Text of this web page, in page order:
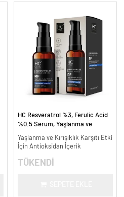
HC Resveratrol %3, Ferulic Acid
%0.5 Serum, Yaşlanma ve
Yaşlanma ve Kırışıklık Karşıtı Etki
İçin Antioksidan İçerik
TÜKENDİ